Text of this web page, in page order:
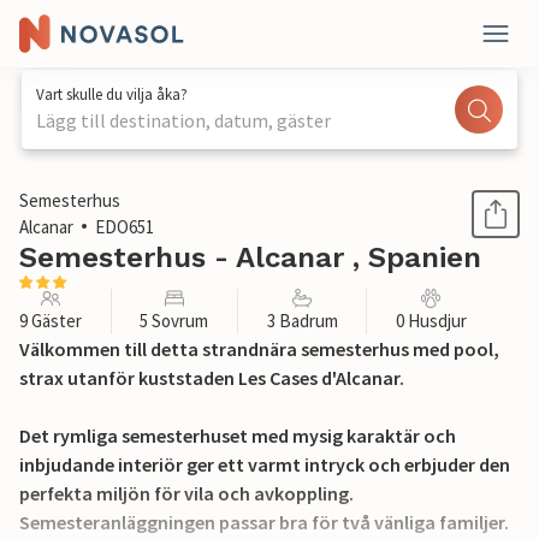
Vart skulle du vilja åka?
Lägg till destination, datum, gäster
1 / 28
Semesterhus
Alcanar
EDO651
Semesterhus - Alcanar , Spanien
9 Gäster 5 Sovrum 3 Badrum 0 Husdjur
Välkommen till detta strandnära semesterhus med pool,
strax utanför kuststaden Les Cases d'Alcanar.
Det rymliga semesterhuset med mysig karaktär och
inbjudande interiör ger ett varmt intryck och erbjuder den
perfekta miljön för vila och avkoppling.
Semesteranläggningen passar bra för två vänliga familjer.